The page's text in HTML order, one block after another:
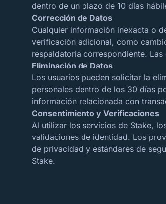
dentro de un plazo de 10 días
Corrección de Datos
Cualquier información inexacta o
verificación adicional, como
respaldatoria correspondiente.
Eliminación de Datos
Los usuarios pueden solicitar la
personales dentro de los 30 días
información relacionada con
Consentimiento y Verificaciones
Al utilizar los servicios de Stake,
validaciones de identidad. Los
de privacidad y estándares de
Stake.